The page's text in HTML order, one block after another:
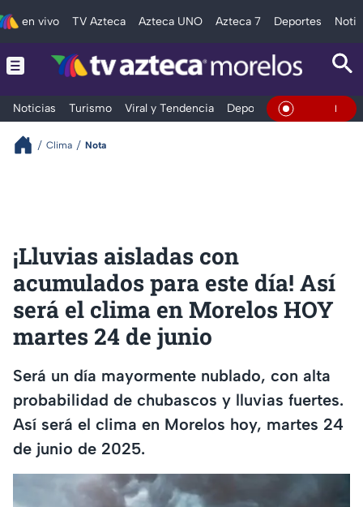
en vivo TV Azteca Azteca UNO Azteca 7 Deportes
Noticias Turismo Viral y Tendencia Deportes Espectáculos
En Vivo
Clima Nota
¡Lluvias aisladas con
acumulados para este día! Así
será el clima en Morelos HOY
martes 24 de junio
Será un día mayormente nublado, con alta
probabilidad de chubascos y lluvias fuertes.
Así será el clima en Morelos hoy, martes 24
de junio de 2025.